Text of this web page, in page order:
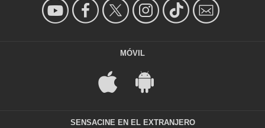
MÓVIL
SENSACINE EN EL EXTRANJERO